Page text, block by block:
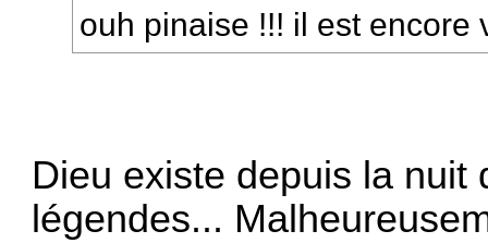
ouh pinaise !!! il est encore
Dieu existe depuis la nuit
légendes...